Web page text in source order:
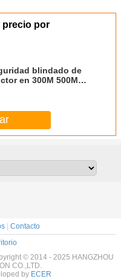
precio por
blindado de
en 300M 500M
| Contacto
© 2014 - 2025 HANGZHOU
CO.,LTD.
by ECER